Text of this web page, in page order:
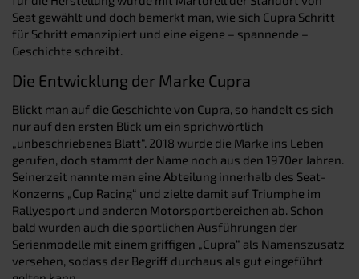
Seat gewählt und doch bemerkt man, wie sich Cupra Schritt
für Schritt emanzipiert und eine eigene – spannende –
Geschichte schreibt.
Die Entwicklung der Marke Cupra
Blickt man auf die Geschichte von Cupra, so handelt es sich
nur auf den ersten Blick um ein sprichwörtlich
„unbeschriebenes Blatt“. 2018 wurde die Marke ins Leben
gerufen, doch stammt der Name noch aus den 1970er Jahren.
Seinerzeit nannte man eine Abteilung innerhalb des Seat-
Konzerns „Cup Racing“ und zielte damit auf Triumphe im
Rallyesport und anderen Motorsportbereichen ab. Schon
bald wurden auch die sportlichen Ausführungen der
Serienmodelle mit einem griffigen „Cupra“ als Namenszusatz
versehen, sodass der Begriff durchaus als gut eingeführt